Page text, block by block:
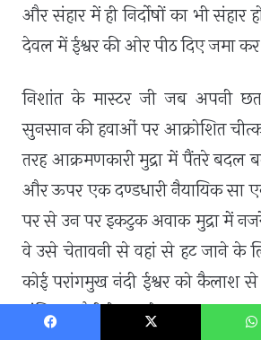
और संहार में ही निर्दोषों का भी संहार
देवल में ईश्वर की ओर पीठ दिए जमा
निशांत के मास्टर जी जब अपनी
सुनसान की हवाओं पर आक्रोशित
तरह आक्रमणकारी मुद्रा में पैंतरे बदल
और ऊपर एक दण्डधारी नैयायिक सा
पर से उन पर इकटुक अवाक मुद्रा में
वे उसे चेतावनी से वहां से हट जाने के
कोई परांगमुख नंदी ईश्वर को कैलाश
अंतिम चुनौती दे रहा हो।